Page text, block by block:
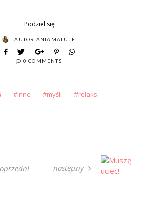
Podziel się
AUTOR ANIAMALUJE
0 COMMENTS
inne myśli relaks
następny